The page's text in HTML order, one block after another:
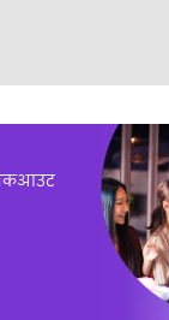
चेकआउट